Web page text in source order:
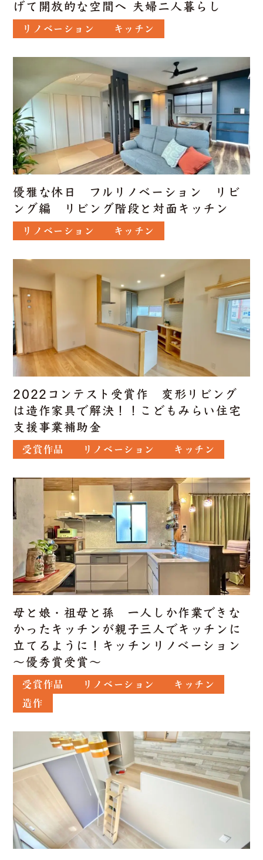
げて開放的な空間へ 夫婦二人暮らし
リノベーション キッチン
優雅な休日 フルリノベーション リビ
ング編 リビング階段と対面キッチン
リノベーション キッチン
2022コンテスト受賞作 変形リビング
は造作家具で解決！！こどもみらい住宅
支援事業補助金
受賞作品 リノベーション キッチン
母と娘・祖母と孫 一人しか作業できな
かったキッチンが親子三人でキッチンに
立てるように！キッチンリノベーション
～優秀賞受賞〜
受賞作品 リノベーション
キッチン
造作